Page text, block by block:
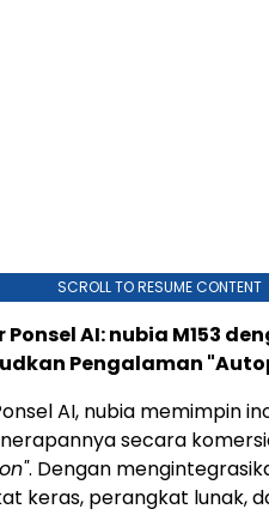
SCROLL TO RESUME CONTENT
AI: nubia M153
Pengalaman
AI, nubia memimpin
secara
. Dengan
keras, perangkat lunak,